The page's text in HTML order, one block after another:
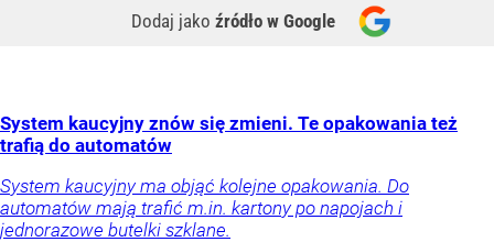
Dodaj jako źródło w Google
System kaucyjny znów się zmieni. Te opakowania też
trafią do automatów
System kaucyjny ma objąć kolejne opakowania. Do
automatów mają trafić m.in. kartony po napojach i
jednorazowe butelki szklane.